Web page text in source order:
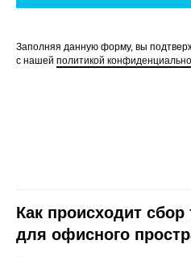
Заполняя данную форму, вы
с нашей политикой
Как происходит сбор
для офисного